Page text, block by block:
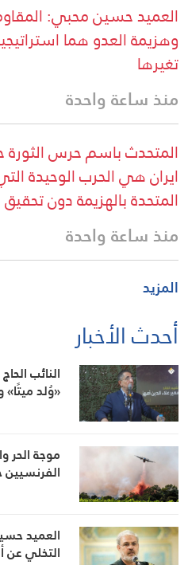
العميد حسين محبي:
وهزيمة العدو هما
تغيرها
منذ ساعة واحدة
المتحدث باسم حرس
ايران هي الحرب الوحيدة
المتحدة بالهزيمة دون
منذ ساعة واحدة
المزيد
أحدث الأخبار
النائب
«وُلد ميتًا»
موجة الحر
الفرنسيين
العميد
التخلي عن